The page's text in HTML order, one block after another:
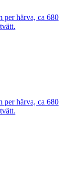
per härva, ca 680
per härva, ca 680